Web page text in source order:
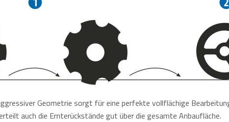
Geometrie sorgt für eine perfekte vollflächige
auch die Ernterückstände gut über die gesamte Anbaufläche.